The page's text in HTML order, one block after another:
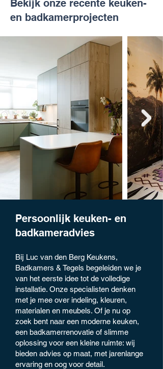
Bekijk onze recente keuken-
en badkamerprojecten
Persoonlijk keuken- en
badkameradvies
Bij Luc van den Berg Keukens,
Badkamers & Tegels begeleiden we je
van het eerste idee tot de volledige
installatie. Onze specialisten denken
met je mee over indeling, kleuren,
materialen en meubels. Of je nu op
zoek bent naar een moderne keuken,
een badkamerrenovatie of slimme
oplossing voor een kleine ruimte: wij
bieden advies op maat, met jarenlange
ervaring en oog voor detail.